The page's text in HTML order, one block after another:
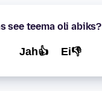
see teema oli abiks?
Jah👍 Ei👎